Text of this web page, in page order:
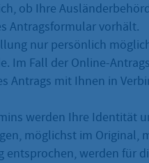
ob Ihre
Antragsformular vorhält.
nur persönlich
Im Fall der Online-
Antrags mit Ihnen in
werden Ihre Identität
möglichst im Original,
entsprochen, werden für